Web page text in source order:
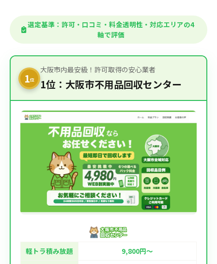
選定基準：許可・口コミ・料金透明性・対応エリアの4
軸で評価
1位
大阪市内最安級！許可取得の安心業者
1位：大阪市不用品回収センター
軽トラ積み放題
9,800円〜